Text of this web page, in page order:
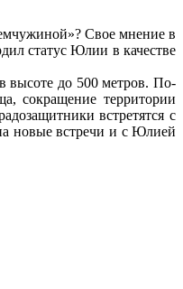
Свое мнение в
статус Юлии в качестве
высоте до 500 метров. По-
сокращение территории
встретятся с
новые встречи и с Юлией